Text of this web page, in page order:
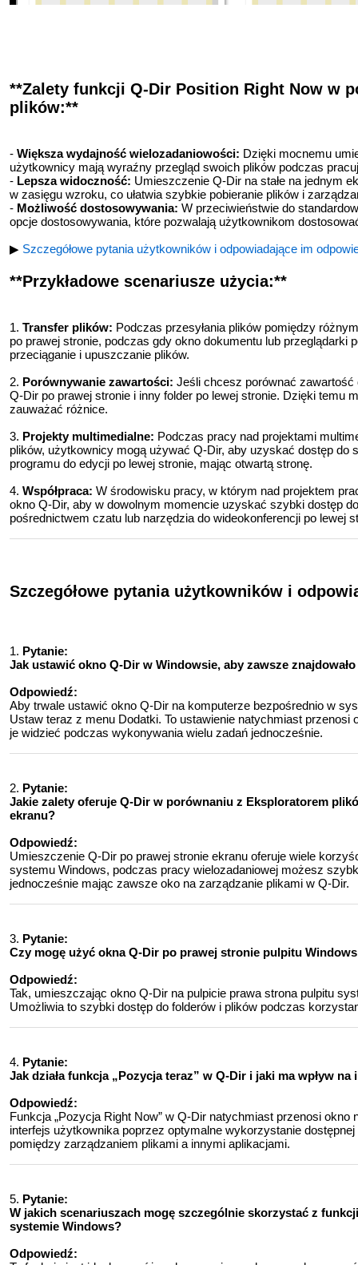
**Zalety funkcji Q-Dir Position Right Now w
plików:**
- Większa wydajność wielozadaniowości: Dzięki mocnemu
użytkownicy mają wyraźny przegląd swoich plików podczas
- Lepsza widoczność: Umieszczenie Q-Dir na stałe na jednym
w zasięgu wzroku, co ułatwia szybkie pobieranie plików i
- Możliwość dostosowywania: W przeciwieństwie do
opcje dostosowywania, które pozwalają użytkownikom
▶ Szczegółowe pytania użytkowników i odpowiadające im
**Przykładowe scenariusze użycia:**
1. Transfer plików: Podczas przesyłania plików pomiędzy
po prawej stronie, podczas gdy okno dokumentu lub przeglądarki
przeciąganie i upuszczanie plików.
2. Porównywanie zawartości: Jeśli chcesz porównać
Q-Dir po prawej stronie i inny folder po lewej stronie. Dzięki temu
zauważać różnice.
3. Projekty multimedialne: Podczas pracy nad projektami
plików, użytkownicy mogą używać Q-Dir, aby uzyskać dostęp do
programu do edycji po lewej stronie, mając otwartą stronę.
4. Współpraca: W środowisku pracy, w którym nad projektem
okno Q-Dir, aby w dowolnym momencie uzyskać szybki dostęp
pośrednictwem czatu lub narzędzia do wideokonferencji po lewej
Szczegółowe pytania użytkowników i
1. Pytanie:
Jak ustawić okno Q-Dir w Windowsie, aby zawsze
Odpowiedź:
Aby trwale ustawić okno Q-Dir na komputerze bezpośrednio w
Ustaw teraz z menu Dodatki. To ustawienie natychmiast
je widzieć podczas wykonywania wielu zadań jednocześnie.
2. Pytanie:
Jakie zalety oferuje Q-Dir w porównaniu z Eksploratorem
ekranu?
Odpowiedź:
Umieszczenie Q-Dir po prawej stronie ekranu oferuje wiele
systemu Windows, podczas pracy wielozadaniowej możesz
jednocześnie mając zawsze oko na zarządzanie plikami w Q-Dir.
3. Pytanie:
Czy mogę użyć okna Q-Dir po prawej stronie pulpitu
Odpowiedź:
Tak, umieszczając okno Q-Dir na pulpicie prawa strona pulpitu
Umożliwia to szybki dostęp do folderów i plików podczas
4. Pytanie:
Jak działa funkcja „Pozycja teraz” w Q-Dir i jaki ma wpływ
Odpowiedź:
Funkcja „Pozycja Right Now” w Q-Dir natychmiast przenosi okno
interfejs użytkownika poprzez optymalne wykorzystanie
pomiędzy zarządzaniem plikami a innymi aplikacjami.
5. Pytanie:
W jakich scenariuszach mogę szczególnie skorzystać z
systemie Windows?
Odpowiedź: